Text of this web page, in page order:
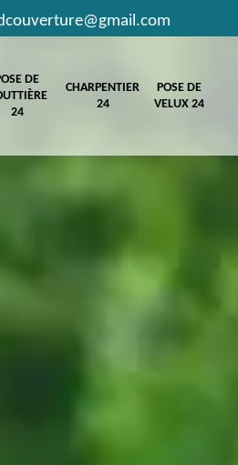
DE
24
CHARPENTIER
24
POSE DE
VELUX 24